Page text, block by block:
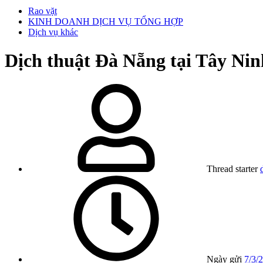
Rao vặt
KINH DOANH DỊCH VỤ TỔNG HỢP
Dịch vụ khác
Dịch thuật Đà Nẵng tại Tây
Thread starter
Ngày gửi 7/3/